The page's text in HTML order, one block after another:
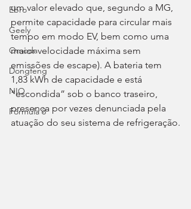
Ebro
Geely
Omoda
Dongfeng
NIO
Fórmula 3
um valor elevado que, segundo a MG,
permite capacidade para circular mais
tempo em modo EV, bem como uma
maior velocidade máxima sem
emissões de escape). A bateria tem
1,83 kWh de capacidade e está
“escondida” sob o banco traseiro,
presença por vezes denunciada pela
atuação do seu sistema de refrigeração.